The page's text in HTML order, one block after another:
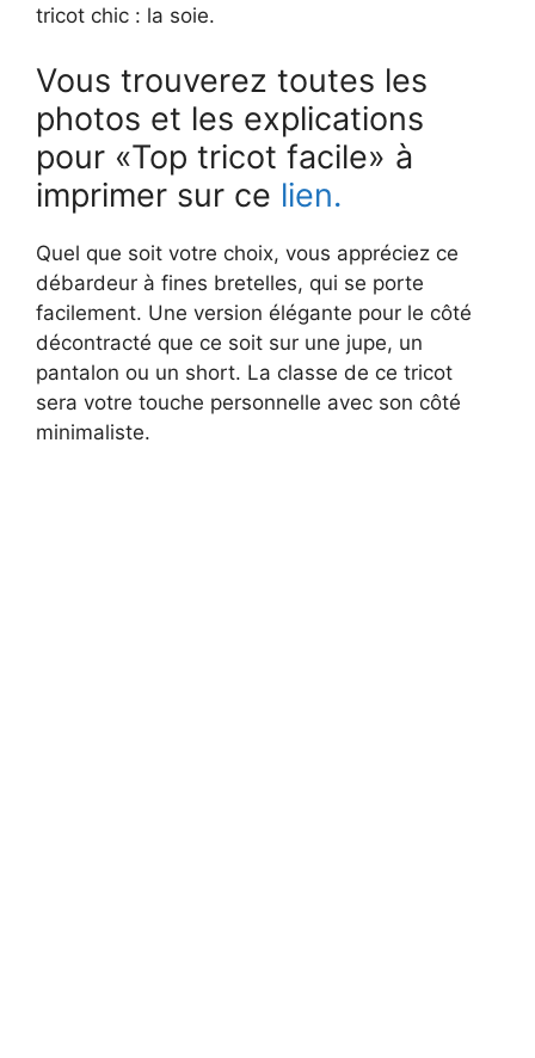
tricot chic : la soie.
Vous trouverez toutes les
photos et les explications
pour «Top tricot facile» à
imprimer sur ce lien.
Quel que soit votre choix, vous appréciez ce
débardeur à fines bretelles, qui se porte
facilement. Une version élégante pour le côté
décontracté que ce soit sur une jupe, un
pantalon ou un short. La classe de ce tricot
sera votre touche personnelle avec son côté
minimaliste.